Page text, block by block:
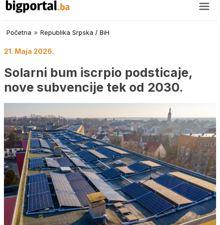
Početna » Republika Srpska / BiH
21. Maja 2026.
Solarni bum iscrpio podsticaje,
nove subvencije tek od 2030.